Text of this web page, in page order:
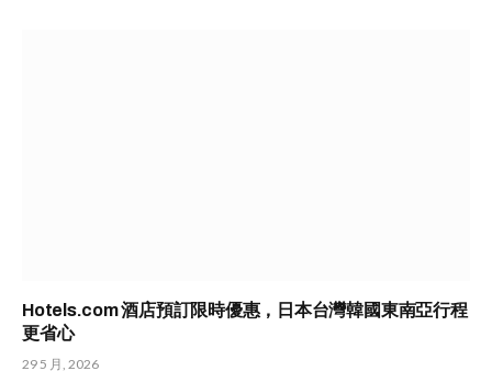
Hotels.com 酒店預訂限時優惠，日本台灣韓國東南亞行程
更省心
29 5 月, 2026